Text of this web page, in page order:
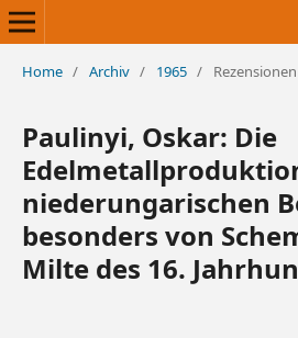
Home / Archiv / 1965 / Rezensionen
Paulinyi, Oskar: Die
niederungarischen
besonders von
Milte des 16.